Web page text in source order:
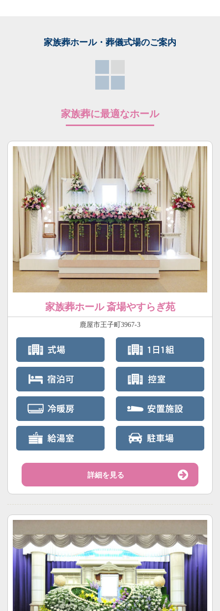
家族葬ホール・葬儀式場のご案内
家族葬に最適なホール
家族葬ホール 斎場やすらぎ苑
鹿屋市王子町3967-3
詳細を見る